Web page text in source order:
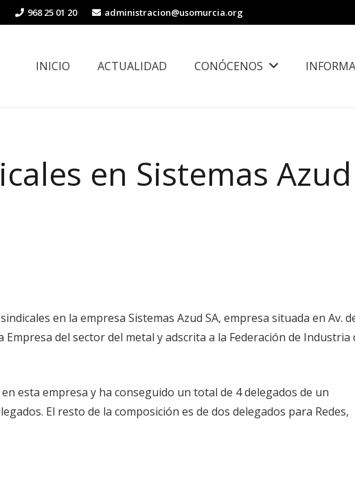
968 25 01 20 administracion@usomurcia.org
INICIO ACTUALIDAD CONÓCENOS
en Sistemas Azud
en la empresa Sistemas Azud SA, empresa situada en Av.
Empresa del sector del metal y adscrita a la Federación de Industria
esta empresa y ha conseguido un total de 4 delegados de un
El resto de la composición es de dos delegados para Redes,